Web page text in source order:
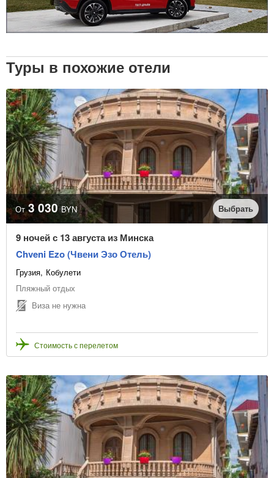
Туры в похожие отели
От 3 030 BYN Выбрать
9 ночей с 13 августа из Минска
Chveni Ezo (Чвени Эзо Отель)
Грузия Кобулети
Пляжный отдых
Виза не нужна
Стоимость с перелетом